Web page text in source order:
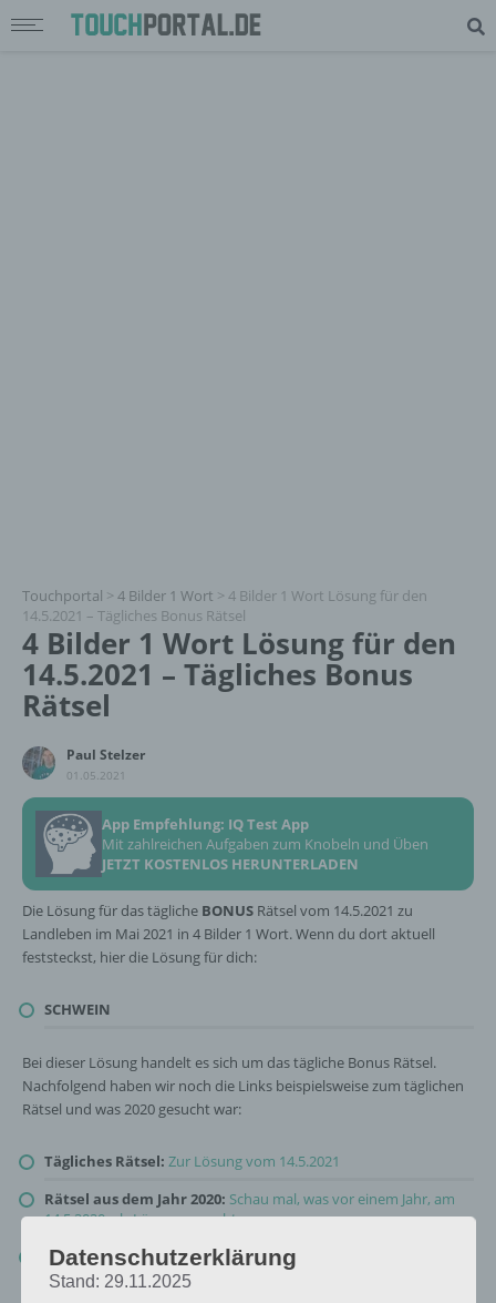
Touchportal > 4 Bilder 1 Wort > 4 Bilder 1 Wort Lösung für den
14.5.2021 – Tägliches Bonus Rätsel
4 Bilder 1 Wort Lösung für den
14.5.2021 – Tägliches Bonus
Rätsel
Paul Stelzer
01.05.2021
App Empfehlung: IQ Test App
Mit zahlreichen Aufgaben zum Knobeln und Üben
JETZT KOSTENLOS HERUNTERLADEN
Die Lösung für das tägliche BONUS Rätsel vom 14.5.2021 zu
Landleben im Mai 2021 in 4 Bilder 1 Wort. Wenn du dort aktuell
feststeckst, hier die Lösung für dich:
SCHWEIN
Bei dieser Lösung handelt es sich um das tägliche Bonus Rätsel.
Nachfolgend haben wir noch die Links beispielsweise zum täglichen
Rätsel und was 2020 gesucht war:
Tägliches Rätsel: Zur Lösung vom 14.5.2021
Rätsel aus dem Jahr 2020: Schau mal, was vor einem Jahr, am
14.5.2020, als Lösung gesucht war
Zur Übersicht :4 Bilder 1 Wort Lösungen zu Landleben im Mai
2021!
Datenschutzerklärung
Stand: 29.11.2025